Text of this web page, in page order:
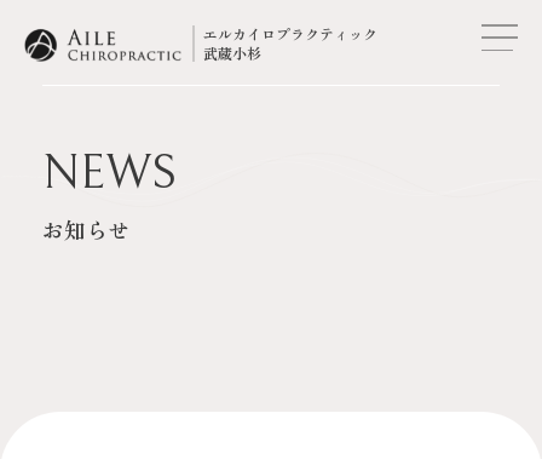
エルカイロプラクティック
武蔵小杉
当院について
症例
NEWS
お知らせ